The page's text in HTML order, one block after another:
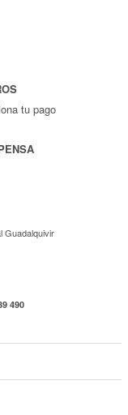
tu pago
Guadalquivir
490